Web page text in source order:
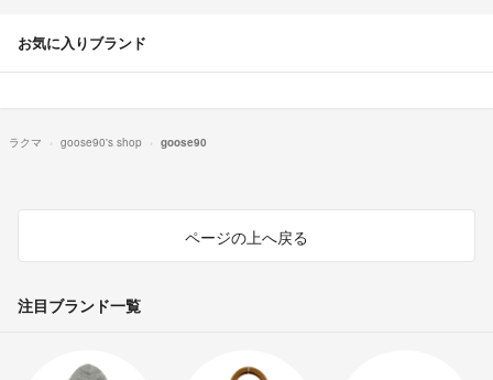
お気に入りブランド
ラクマ goose90's shop goose90
ページの上へ戻る
注目ブランド一覧